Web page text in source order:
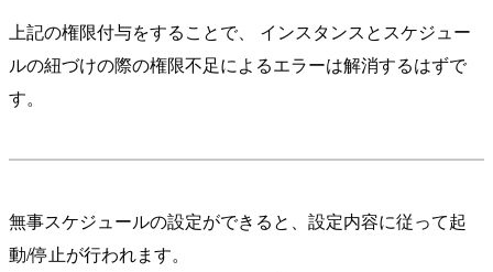
上記の権限付与をすることで、 インスタンスとスケジュー
ルの紐づけの際の権限不足によるエラーは解消するはずで
す。
無事スケジュールの設定ができると、設定内容に従って起
動/停止が行われます。